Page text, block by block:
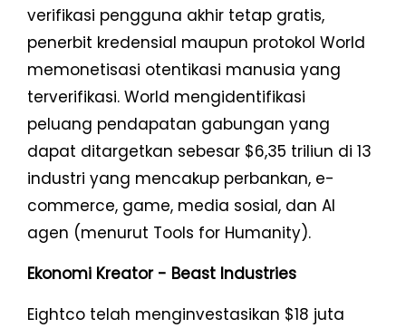
verifikasi pengguna akhir tetap gratis,
penerbit kredensial maupun protokol World
memonetisasi otentikasi manusia yang
terverifikasi. World mengidentifikasi
peluang pendapatan gabungan yang
dapat ditargetkan sebesar $6,35 triliun di 13
industri yang mencakup perbankan, e-
commerce, game, media sosial, dan AI
agen (menurut Tools for Humanity).
Ekonomi Kreator - Beast Industries
Eightco telah menginvestasikan $18 juta